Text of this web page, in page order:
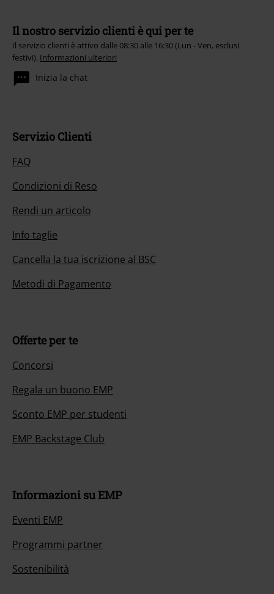
Il nostro servizio clienti è qui per te
Il servizio clienti è attivo dalle 08:30 alle 16:30 (Lun - Ven, esclusi
festivi). Informazioni ulteriori
Inizia la chat
Servizio Clienti
FAQ
Condizioni di Reso
Rendi un articolo
Info taglie
Cancella la tua iscrizione al BSC
Metodi di Pagamento
Offerte per te
Concorsi
Regala un buono EMP
Sconto EMP per studenti
EMP Backstage Club
Informazioni su EMP
Eventi EMP
Programmi partner
Sostenibilità